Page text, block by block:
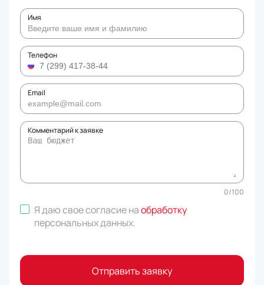
Имя
Телефон
Email
Комментарий к заявке
0/100
Я даю свое согласие наобработку
персональных данных.
Отправить заявку